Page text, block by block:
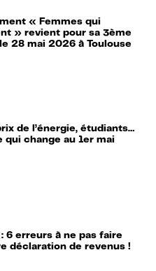
« Femmes qui
» revient pour sa 3ème
28 mai 2026 à Toulouse
de l’énergie, étudiants…
qui change au 1er mai
6 erreurs à ne pas faire
déclaration de revenus !